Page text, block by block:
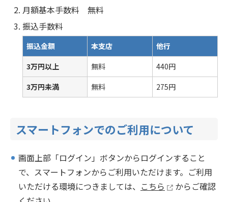
月額基本手数料 無料
振込手数料
振込金額 本支店
他行
3万円以上
無料
440円
3万円未満
無料 275円
スマートフォンでのご利用について
画面上部「ログイン」ボタンからログインすること
で、スマートフォンからご利用いただけます。ご利用
いただける環境につきましては、 こちら
からご確認